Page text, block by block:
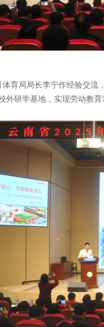
体育局局长李宁作经验交流
外研学基地，实现劳动教育